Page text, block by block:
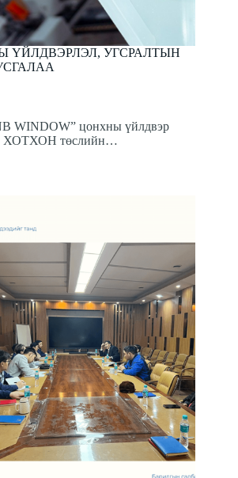
ҮЙЛДВЭРЛЭЛ, УГСРАЛТЫН
WINDOW” цонхны үйлдвэр
ХОТХОН төслийн…